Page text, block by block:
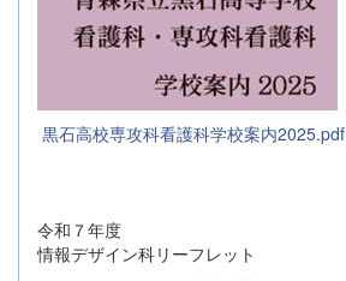
黒石高校専攻科看護科学校案内2025.pdf
令和７年度
情報デザイン科リーフレット